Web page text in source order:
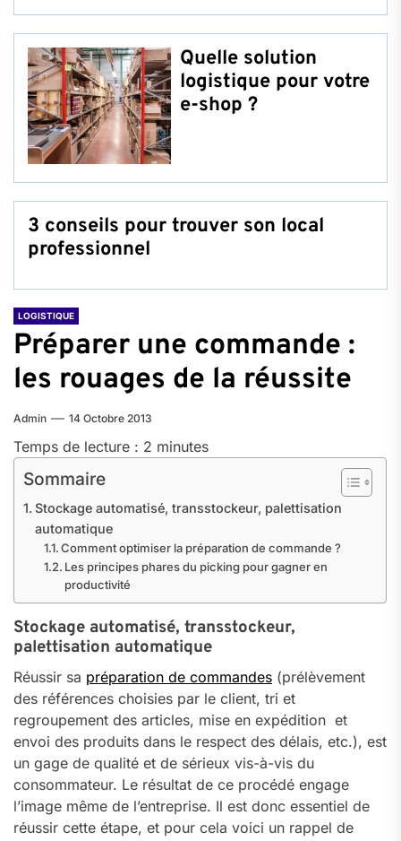
Quelle solution
logistique pour votre
e-shop ?
3 conseils pour trouver son local
professionnel
LOGISTIQUE
Préparer une commande :
les rouages de la réussite
Admin 14 Octobre 2013
Temps de lecture : 2 minutes
Sommaire
Stockage automatisé, transstockeur, palettisation
automatique
Comment optimiser la préparation de commande ?
Les principes phares du picking pour gagner en
productivité
Stockage automatisé, transstockeur,
palettisation automatique
Réussir sa préparation de commandes (prélèvement
des références choisies par le client, tri et
regroupement des articles, mise en expédition et
envoi des produits dans le respect des délais, etc.), est
un gage de qualité et de sérieux vis-à-vis du
consommateur. Le résultat de ce procédé engage
l’image même de l’entreprise. Il est donc essentiel de
réussir cette étape, et pour cela voici un rappel de